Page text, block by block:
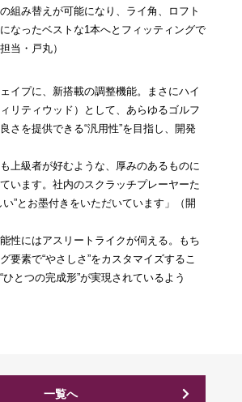
組み替えが可能になり、ライ角、ロフト
なったベストな1本へとフィッティングで
当・戸丸）
イプに、新搭載の調整機能。まさにハイ
リティウッド）として、あらゆるゴルフ
さを提供できる“汎用性”を目指し、開発
上級者が好むような、厚みのあるものに
います。社内のスクラッチプレーヤーた
い”とお墨付きをいただいています」（開
性にはアスリートライクが伺える。もち
要素で“やさしさ”をカスタマイズするこ
ひとつの完成形”が実現されているよう
一覧へ